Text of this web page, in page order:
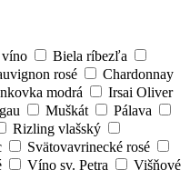
Biela ríbezľa
rosé
Chardonnay
modrá
Irsai Oliver
Muškát
Pálava
Rizling vlašský
Svätovavrinecké rosé
Víno sv. Petra
Višňové